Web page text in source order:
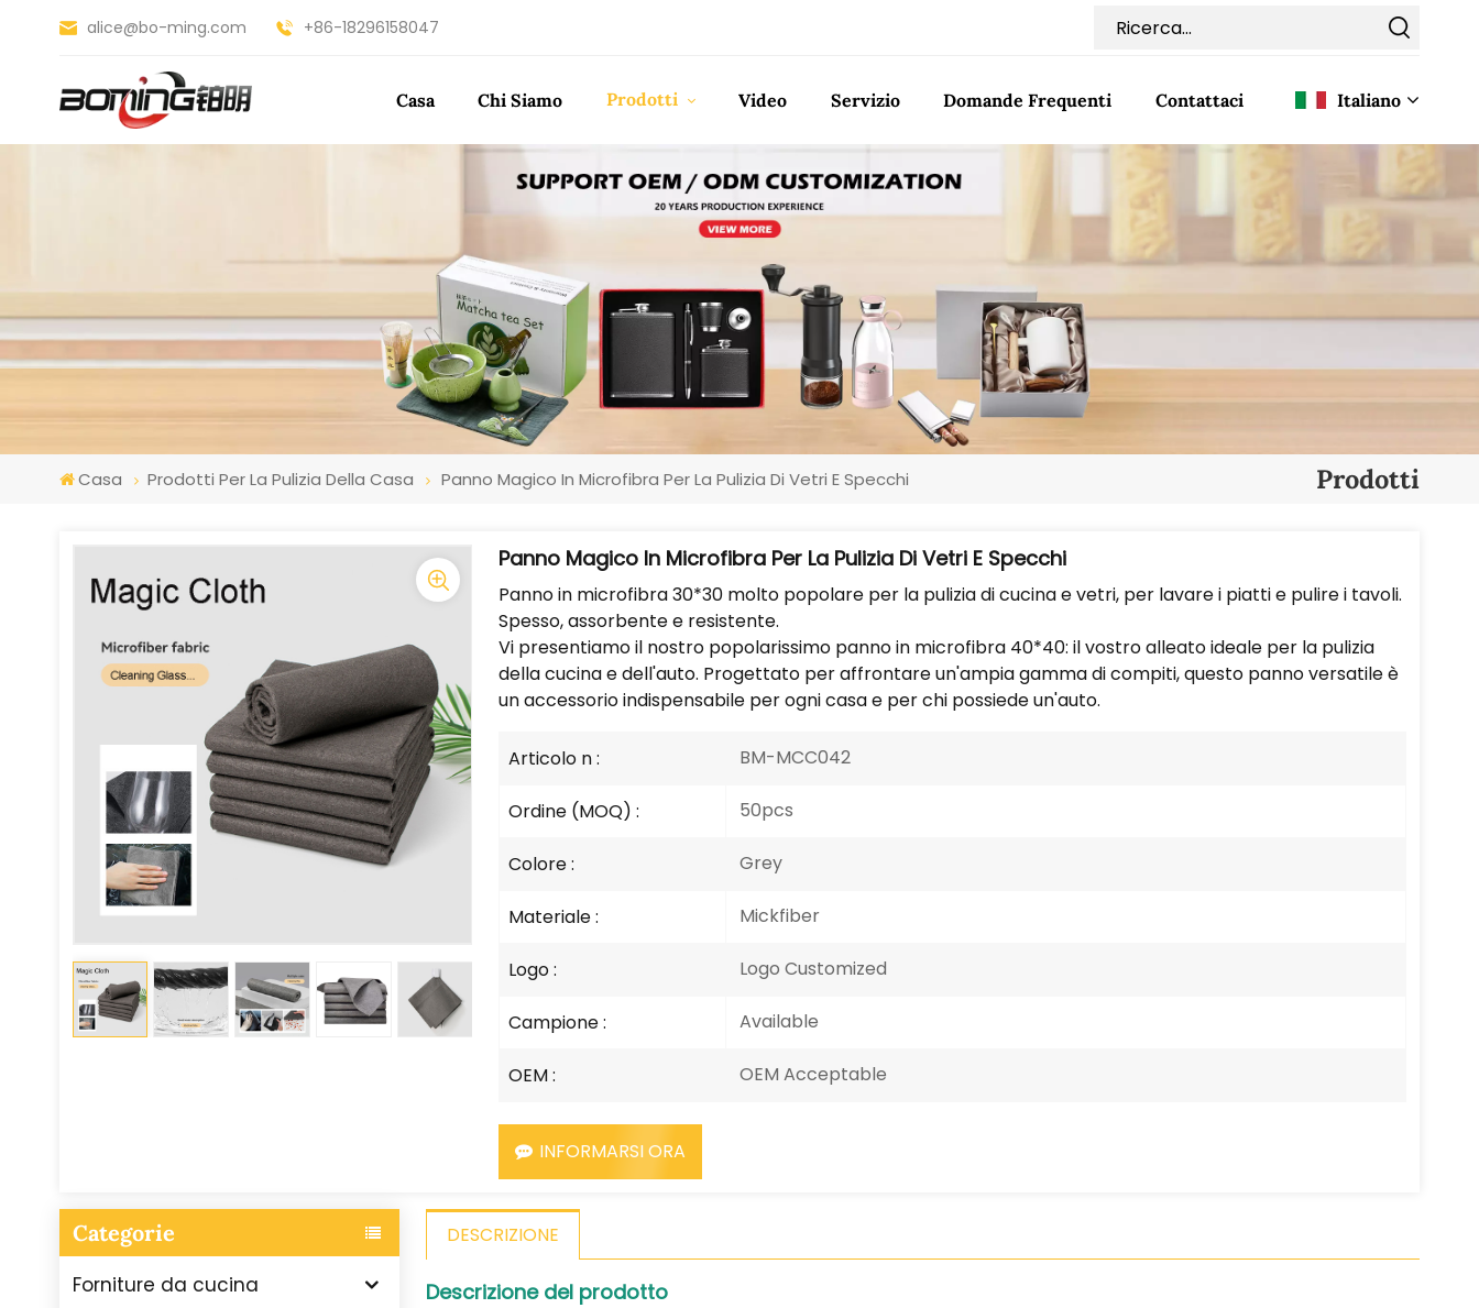
alice@bo-ming.com +86-18296158047
Casa Chi Siamo Prodotti Video Servizio Domande Frequenti Contattaci Italiano
English
Français
Español
Türkçe
العربية
Casa Prodotti Per La Pulizia Della Casa Panno Magico In Microfibra Per La Pulizia Di Vetri E Specchi Prodotti
Panno Magico In Microfibra Per La Pulizia Di Vetri E Specchi
Panno in microfibra 30*30 molto popolare per la pulizia di cucina e vetri, per lavare i piatti e pulire i tavoli.
Spesso, assorbente e resistente.
Vi presentiamo il nostro popolarissimo panno in microfibra 40*40: il vostro alleato ideale per la pulizia
della cucina e dell'auto. Progettato per affrontare un'ampia gamma di compiti, questo panno versatile è
un accessorio indispensabile per ogni casa e per chi possiede un'auto.
Articolo n : BM-MCC042
Ordine (MOQ) : 50pcs
Colore : Grey
Materiale : Mickfiber
Logo : Logo Customized
Campione : Available
OEM : OEM Acceptable
INFORMARSI ORA
Categorie
Forniture da cucina
DESCRIZIONE
Descrizione del prodotto